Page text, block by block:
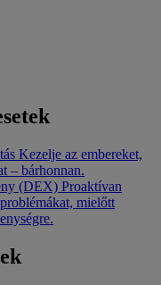
Kezelje az embereket,
– bárhonnan.
(DEX) Proaktívan
mielőtt